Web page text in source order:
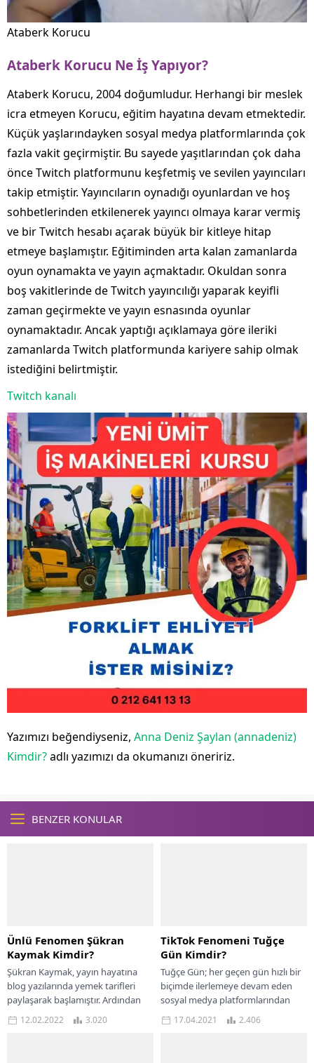
Ataberk Korucu
Ataberk Korucu Ne İş Yapıyor?
Ataberk Korucu, 2004 doğumludur. Herhangi bir meslek
icra etmeyen Korucu, eğitim hayatına devam etmektedir.
Küçük yaşlarındayken sosyal medya platformlarında çok
fazla vakit geçirmiştir. Bu sayede yaşıtlarından çok daha
önce Twitch platformunu keşfetmiş ve sevilen yayıncıları
takip etmiştir. Yayıncıların oynadığı oyunlardan ve hoş
sohbetlerinden etkilenerek yayıncı olmaya karar vermiş
ve bir Twitch hesabı açarak büyük bir kitleye hitap
etmeye başlamıştır. Eğitiminden arta kalan zamanlarda
oyun oynamakta ve yayın açmaktadır. Okuldan sonra
boş vakitlerinde de Twitch yayıncılığı yaparak keyifli
zaman geçirmekte ve yayın esnasında oyunlar
oynamaktadır. Ancak yaptığı açıklamaya göre ileriki
zamanlarda Twitch platformunda kariyere sahip olmak
istediğini belirtmiştir.
Twitch kanalı
Yazımızı beğendiyseniz, Anna Deniz Şaylan (annadeniz)
Kimdir?adlı yazımızı da okumanızı öneririz.
BENZER KONULAR
Ünlü Fenomen Şükran
Kaymak Kimdir?
Şükran Kaymak, yayın hayatına
blog yazılarında yemek tarifleri
paylaşarak başlamıştır. Ardından
Instagram’a geçerek daha geniş bir
kitleye ulaşmayı başararak yayın...
12.02.2022 3.020
TikTok Fenomeni Tuğçe
Gün Kimdir?
Tuğçe Gün; her geçen gün hızlı bir
biçimde ilerlemeye devam eden
sosyal medya platformlarından
olan Tiktok alanında paylaşımlar
yapan ve...
17.04.2021 2.406